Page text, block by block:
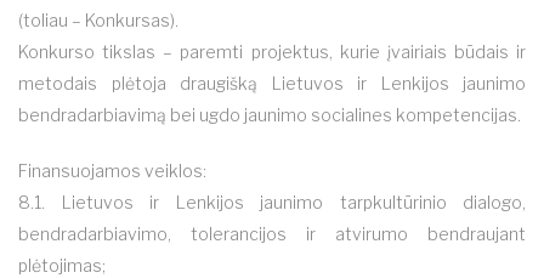
(toliau – Konkursas).
Konkurso tikslas – paremti projektus, kurie įvairiais būdais ir
metodais plėtoja draugišką Lietuvos ir Lenkijos jaunimo
bendradarbiavimą bei ugdo jaunimo socialines kompetencijas.
Finansuojamos veiklos:
8.1. Lietuvos ir Lenkijos jaunimo tarpkultūrinio dialogo,
bendradarbiavimo, tolerancijos ir atvirumo bendraujant
plėtojimas;